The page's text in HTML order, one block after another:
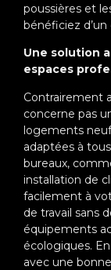
poussières et
bénéficiez
Une solution
espaces
Contrairement
concerne pas
logements
adaptées à
bureaux,
installation de
facilement à
de travail sans
équipements
écologiques.
avec une